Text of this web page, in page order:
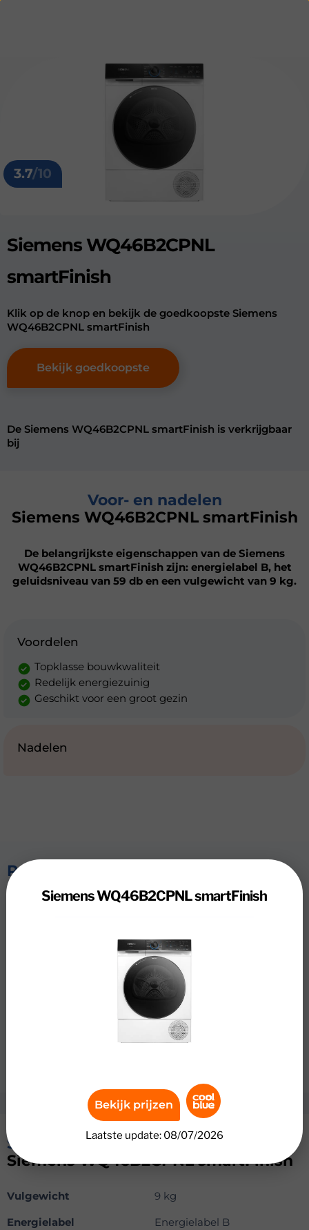
3.7/10
Siemens WQ46B2CPNL
smartFinish
Klik op de knop en bekijk de goedkoopste Siemens
WQ46B2CPNL smartFinish
Bekijk goedkoopste
De Siemens WQ46B2CPNL smartFinish is verkrijgbaar
bij
Voor- en nadelen
Siemens WQ46B2CPNL smartFinish
De belangrijkste eigenschappen van de Siemens
WQ46B2CPNL smartFinish zijn: energielabel B, het
geluidsniveau van 59 db en een vulgewicht van 9 kg.
Voordelen
Topklasse bouwkwaliteit
Redelijk energiezuinig
Geschikt voor een groot gezin
Nadelen
Review
Siemens WQ46B2CPNL smartFinish
Siemens smartFinish met stoom. Hierdoor vermindert hij
kreukels en verdwijnen muffe luchtjes uit licht gedragen
kleding. Ook spoelt de selfCleaning Condenser
automatisch schoon. Zo blijft de droger energiezuinig en
heb je minder onderhoud. Met 9 kilogram vulgewicht
droog je grote ladingen in 1 keer. Energieklasse B
Specificaties
Siemens WQ46B2CPNL smartFinish
Vulgewicht
9 kg
Energielabel
Energielabel B
Siemens WQ46B2CPNL smartFinish
Bekijk prijzen
Laatste update: 08/07/2026